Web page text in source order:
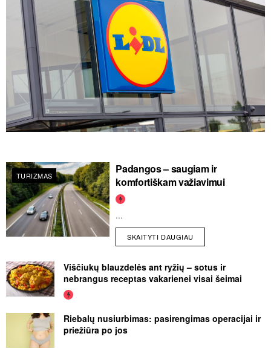
TURIZMAS
Padangos – saugiam ir
komfortiškam važiavimui
...
SKAITYTI DAUGIAU
Viščiukų blauzdelės ant ryžių – sotus ir
nebrangus receptas vakarienei visai šeimai
Riebalų nusiurbimas: pasirengimas operacijai ir
priežiūra po jos